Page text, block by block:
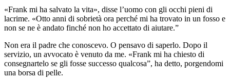
«Frank mi ha salvato la vita», disse l’uomo con gli occhi pieni di
lacrime. «Otto anni di sobrietà ora perché mi ha trovato in un fosso e
non se ne è andato finché non ho accettato di aiutare.”
Non era il padre che conoscevo. O pensavo di saperlo. Dopo il
servizio, un avvocato è venuto da me. «Frank mi ha chiesto di
consegnartelo se gli fosse successo qualcosa”, ha detto, porgendomi
una borsa di pelle.